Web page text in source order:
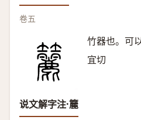
卷五
竹器也。可
宜切
说文解字注·籭